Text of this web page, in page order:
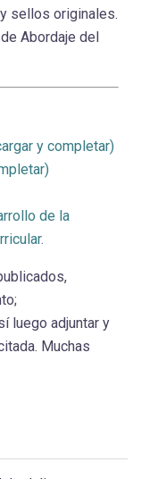
sellos originales.
Abordaje del
y completar)
de la
luego adjuntar y
Muchas